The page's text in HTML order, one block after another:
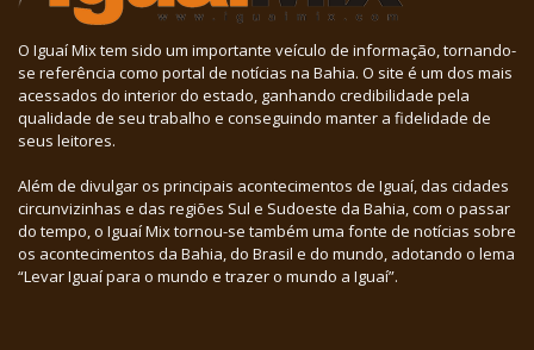
O Iguaí Mix tem sido um importante veículo de informação, tornando-
se referência como portal de notícias na Bahia. O site é um dos mais
acessados do interior do estado, ganhando credibilidade pela
qualidade de seu trabalho e conseguindo manter a fidelidade de
seus leitores.
Além de divulgar os principais acontecimentos de Iguaí, das cidades
circunvizinhas e das regiões Sul e Sudoeste da Bahia, com o passar
do tempo, o Iguaí Mix tornou-se também uma fonte de notícias sobre
os acontecimentos da Bahia, do Brasil e do mundo, adotando o lema
“Levar Iguaí para o mundo e trazer o mundo a Iguaí”.